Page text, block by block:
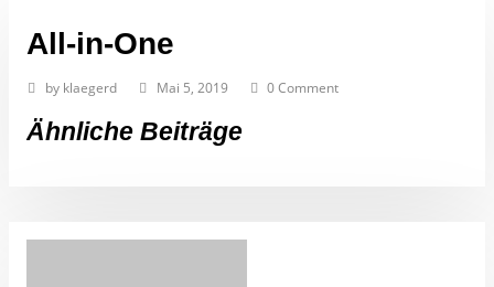
All-in-One
by klaegerd Mai 5, 2019 0 Comment
Ähnliche Beiträge